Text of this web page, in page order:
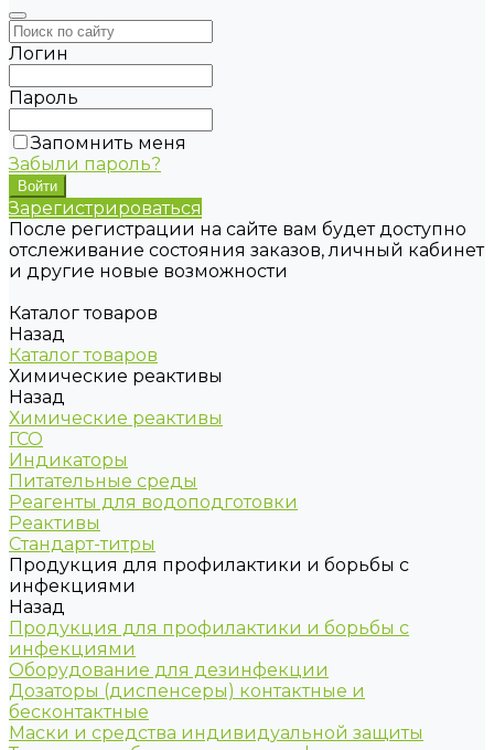
Логин
Пароль
Запомнить меня
Забыли пароль?
Зарегистрироваться
После регистрации на сайте вам будет доступно
отслеживание состояния заказов, личный кабинет
и другие новые возможности
Каталог товаров
Назад
Каталог товаров
Химические реактивы
Назад
Химические реактивы
ГСО
Индикаторы
Питательные среды
Реагенты для водоподготовки
Реактивы
Стандарт-титры
Продукция для профилактики и борьбы с
инфекциями
Назад
Продукция для профилактики и борьбы с
инфекциями
Оборудование для дезинфекции
Дозаторы (диспенсеры) контактные и
бесконтактные
Маски и средства индивидуальной защиты